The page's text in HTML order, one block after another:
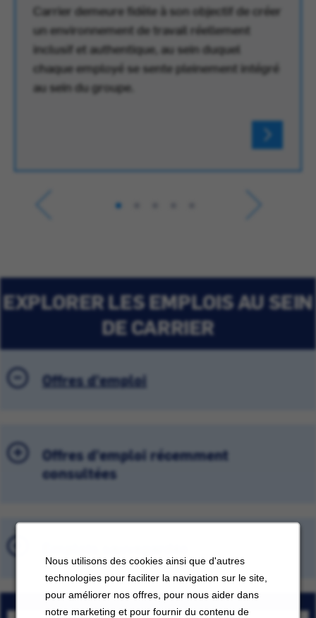
Nous utilisons des cookies ainsi que d'autres
technologies pour faciliter la navigation sur le site,
pour améliorer nos offres, pour nous aider dans
notre marketing et pour fournir du contenu de
Carrier demeure fidèle à son objectif de créer
un environnement de travail réellement
inclusif et authentique, au sein duquel
chaque employé se sente pleinement intégré
au sein du groupe.
EXPLORER LES EMPLOIS AU SEIN
DE CARRIER
Offres d'emploi
Offres d'emploi récemment
consultées